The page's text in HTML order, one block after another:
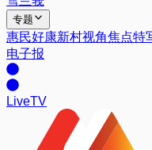
专题
惠民好康新村视角焦点特
电子报
LiveTV